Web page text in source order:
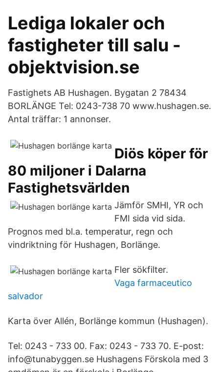
Lediga lokaler och
fastigheter till salu -
objektvision.se
Fastighets AB Hushagen. Bygatan 2 78434
BORLÄNGE Tel: 0243-738 70 www.hushagen.se.
Antal träffar: 1 annonser.
Diös köper för
80 miljoner i Dalarna
Fastighetsvärlden
Jämför SMHI, YR och
FMI sida vid sida.
Prognos med bl.a. temperatur, regn och
vindriktning för Hushagen, Borlänge.
Fler sökfilter.
Vaga farmaceutico
salvador
Karta över Allén, Borlänge kommun (Hushagen).
Tel: 0243 - 733 00. Fax: 0243 - 733 70. E-post:
info@tunabyggen.se Hushagens Förskola med 3